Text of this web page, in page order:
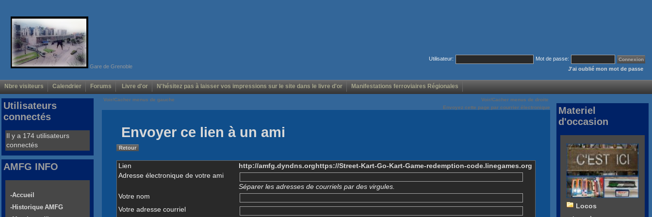
Gare de Grenoble
Utilisateur:
Mot de passe:
J'ai oublié mon mot de passe
Nbre visiteurs Calendrier Forums Livre d'or N'hésitez pas à laisser vos impressions sur le site dans le livre d'or Manifestations ferroviaires Régionales
Voir/Cacher menus de gauche
Voir/Cacher menus de droite
Envoyez cette page par courrier électronique
Envoyer ce lien à un ami
Retour
Lien
http://amfg.dyndns.orghttps://Street-Kart-Go-Kart-Game-redemption-code.linegames.org
Adresse électronique de votre ami
Séparer les adresses de courriels par des virgules.
Votre nom
Votre adresse courriel
Utilisateurs
connectés
Il y a 174 utilisateurs
connectés
AMFG INFO
-Accueil
-Historique AMFG
Materiel
d'occasion
Locos